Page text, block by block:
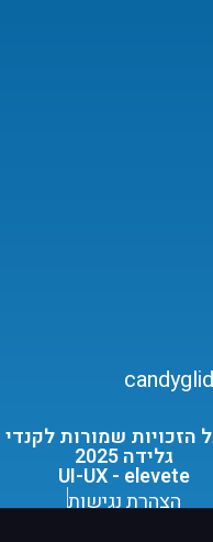
הצהרת נגישות
הזכויות שמורות לקנדי
גלידה 2025
UI-UX - elevete